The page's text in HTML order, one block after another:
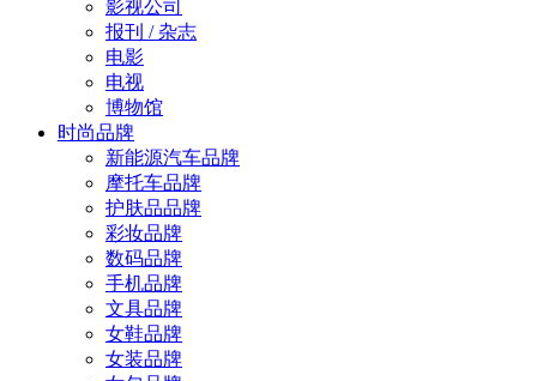
影视公司
报刊 / 杂志
电影
电视
博物馆
时尚品牌
新能源汽车品牌
摩托车品牌
护肤品品牌
彩妆品牌
数码品牌
手机品牌
文具品牌
女鞋品牌
女装品牌